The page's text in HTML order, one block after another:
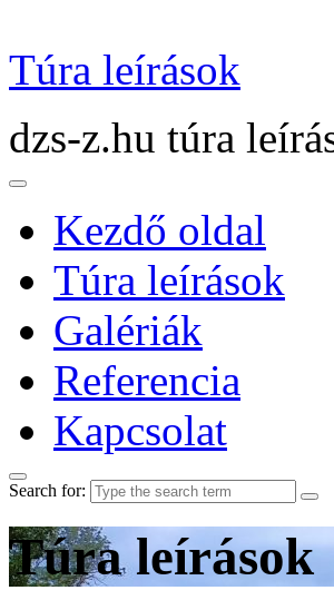
Túra leírások
dzs-z.hu túra
Kezdő oldal
Túra leírások
Galériák
Referencia
Kapcsolat
Search for:
Túra leírások